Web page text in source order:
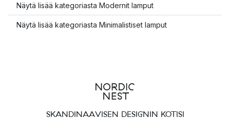
Näytä lisää kategoriasta Modernit lamput
Näytä lisää kategoriasta Minimalistiset lamput
SKANDINAAVISEN DESIGNIN KOTISI